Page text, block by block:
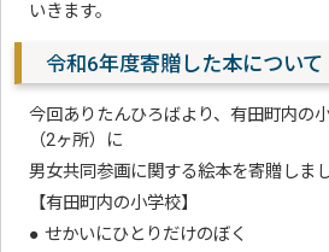
いきます。
令和6年度寄贈した本について
今回ありたんひろばより、有田町内の
（2ヶ所）に
男女共同参画に関する絵本を寄贈しまし
【有田町内の小学校】
● せかいにひとりだけのぼく